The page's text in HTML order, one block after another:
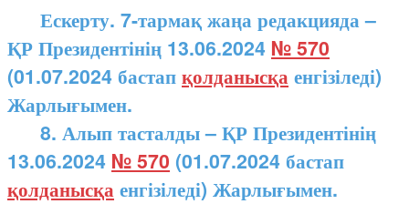
Ескерту. 7-тармақ жаңа редакцияда –
ҚР Президентінің 13.06.2024 № 570
(01.07.2024 бастапқолданысқаенгізіледі)
Жарлығымен.
8. Алып тасталды – ҚР Президентінің
13.06.2024 № 570 (01.07.2024 бастап
қолданысқаенгізіледі) Жарлығымен.